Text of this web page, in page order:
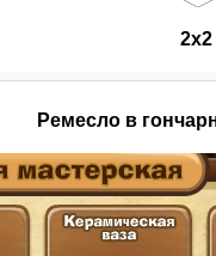
2х2
Ремесло в